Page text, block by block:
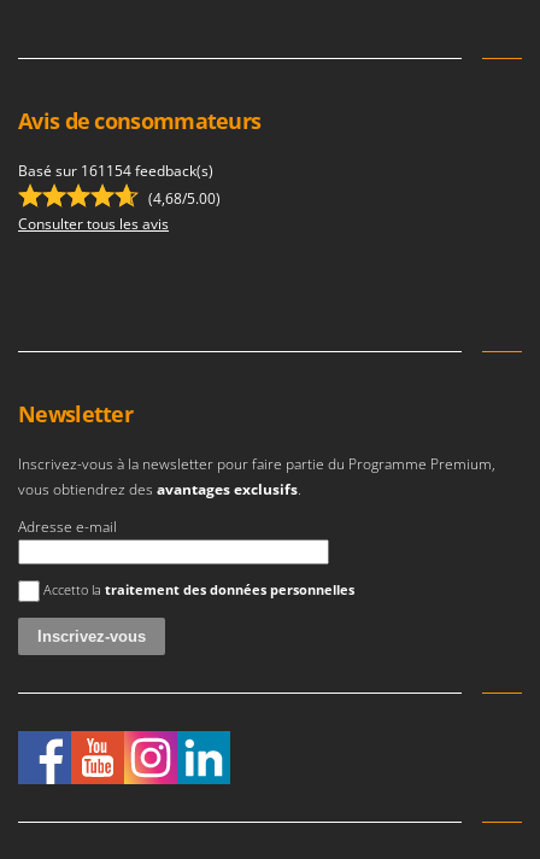
Avis de consommateurs
Basé sur 161154 feedback(s)
(4,68/5.00)
Consulter tous les avis
Newsletter
Inscrivez-vous à la newsletter pour faire partie du Programme Premium,
vous obtiendrez des avantages exclusifs.
Adresse e-mail
Une erreur est survenue
Accetto la traitement des données personnelles